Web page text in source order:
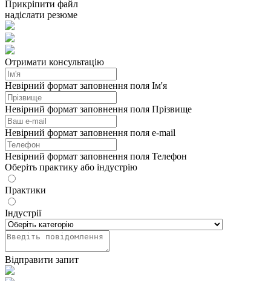
Прикріпити файл
надіслати резюме
Отримати консультацію
Невірний формат заповнення поля Ім'я
Невірний формат заповнення поля Прізвище
Невірний формат заповнення поля e-mail
Невірний формат заповнення поля Телефон
Оберіть практику або індустрію
Практики
Індустрії
Відправити запит